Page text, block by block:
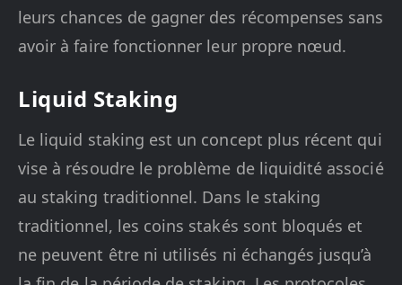
leurs chances de gagner des récompenses sans
avoir à faire fonctionner leur propre nœud.
Liquid Staking
Le liquid staking est un concept plus récent qui
vise à résoudre le problème de liquidité associé
au staking traditionnel. Dans le staking
traditionnel, les coins stakés sont bloqués et
ne peuvent être ni utilisés ni échangés jusqu’à